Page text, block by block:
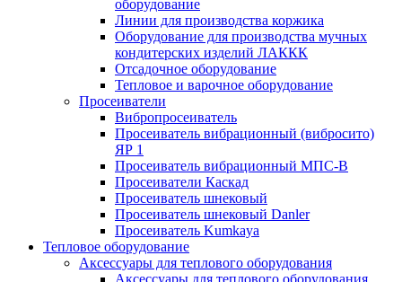
оборудование
Линии для производства коржика
Оборудование для производства мучных
кондитерских изделий ЛАККК
Отсадочное оборудование
Тепловое и варочное оборудование
Просеиватели
Вибропросеиватель
Просеиватель вибрационный (вибросито)
ЯР 1
Просеиватель вибрационный МПС-В
Просеиватели Каскад
Просеиватель шнековый
Просеиватель шнековый Danler
Просеиватель Kumkaya
Тепловое оборудование
Аксессуары для теплового оборудования
Аксессуары для теплового оборудования